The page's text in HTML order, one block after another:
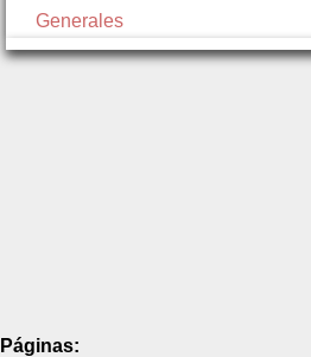
Generales
Páginas: